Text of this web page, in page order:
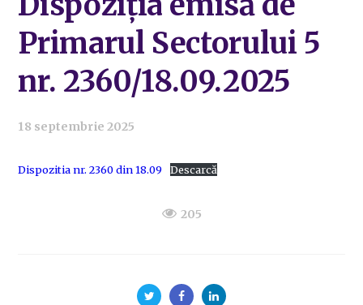
Primarul Sectorului 5
nr. 2360/18.09.2025
18 septembrie 2025
Dispozitia nr. 2360 din 18.09 Descarcă
205